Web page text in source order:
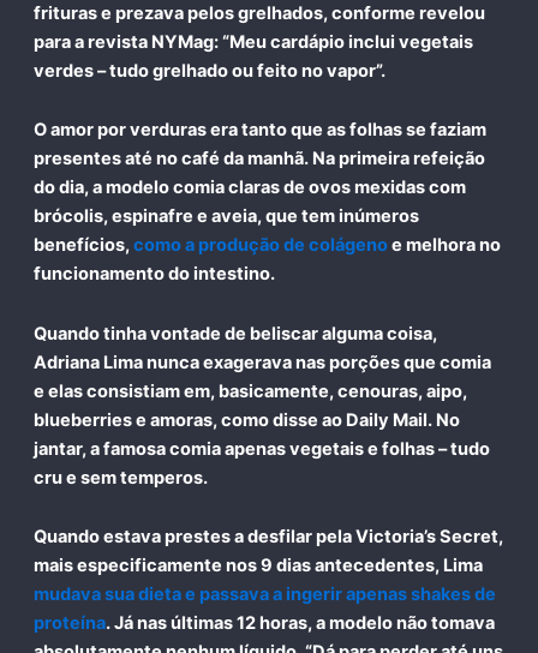
friturase prezava pelos grelhados, conforme revelou
para a revista NYMag: “Meu cardápio inclui vegetais
verdes – tudo grelhado ou feito no vapor”.
O amor por verduras era tanto que as folhas se faziam
presentes até no café da manhã. Na primeira refeição
do dia, a modelo comiaclaras de ovos mexidas com
brócolis, espinafre e aveia, que tem inúmeros
benefícios,como a produção de colágenoe melhora no
funcionamento do intestino.
Quando tinha vontade de beliscar alguma coisa,
Adriana Lima nunca exagerava nas porções que comia
e elas consistiam em, basicamente,cenouras,aipo,
blueberriese amoras,como disse ao Daily Mail. No
jantar, a famosa comia apenas vegetais e folhas – tudo
cru e sem temperos.
Quando estava prestes a desfilar pela Victoria’s Secret,
mais especificamente nos 9 dias antecedentes, Lima
mudava sua dieta e passava a ingerir apenas shakes de
proteína. Já nas últimas 12 horas, a modelo não tomava